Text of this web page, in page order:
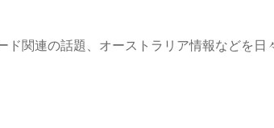
関連の話題、オーストラリア情報などを日